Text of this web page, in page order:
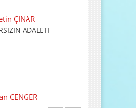
CENGER